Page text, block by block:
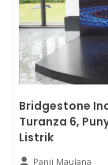
Bridgestone
Turanza 6,
Listrik
Panji Maulana